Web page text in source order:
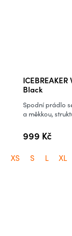
Black
999 Kč
Spodní prádlo
a měkkou,
XS S L XL